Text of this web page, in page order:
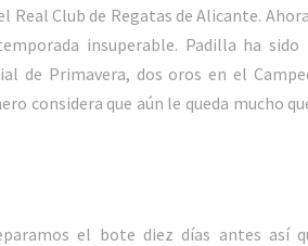
Club de Regatas de Alicante.
insuperable. Padilla ha
de Primavera, dos oros en el
considera que aún le queda mucho
el bote diez días antes así